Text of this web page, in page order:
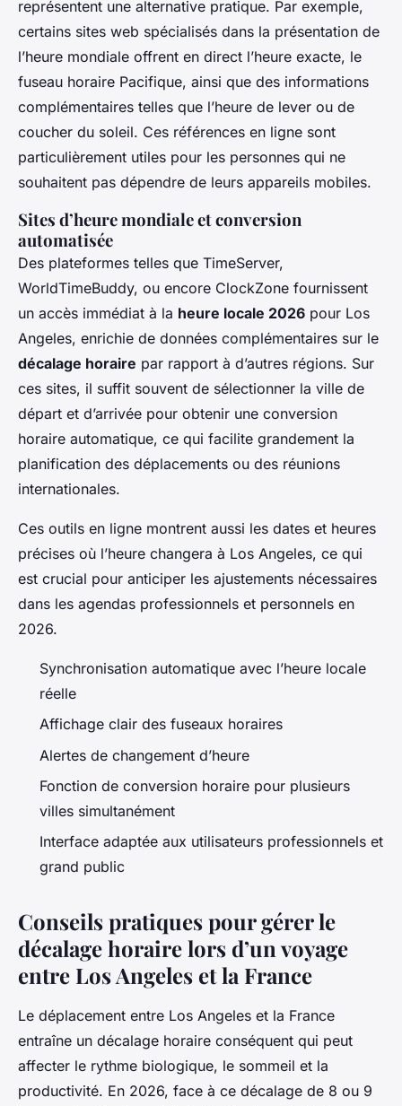
représentent une alternative pratique. Par exemple,
certains sites web spécialisés dans la présentation de
l’heure mondiale offrent en direct l’heure exacte, le
fuseau horaire Pacifique, ainsi que des informations
complémentaires telles que l’heure de lever ou de
coucher du soleil. Ces références en ligne sont
particulièrement utiles pour les personnes qui ne
souhaitent pas dépendre de leurs appareils mobiles.
Sites d’heure mondiale et conversion
automatisée
Des plateformes telles que TimeServer,
WorldTimeBuddy, ou encore ClockZone fournissent
un accès immédiat à la heure locale 2026 pour Los
Angeles, enrichie de données complémentaires sur le
décalage horaire par rapport à d’autres régions. Sur
ces sites, il suffit souvent de sélectionner la ville de
départ et d’arrivée pour obtenir une conversion
horaire automatique, ce qui facilite grandement la
planification des déplacements ou des réunions
internationales.
Ces outils en ligne montrent aussi les dates et heures
précises où l’heure changera à Los Angeles, ce qui
est crucial pour anticiper les ajustements nécessaires
dans les agendas professionnels et personnels en
2026.
Synchronisation automatique avec l’heure locale
réelle
Affichage clair des fuseaux horaires
Alertes de changement d’heure
Fonction de conversion horaire pour plusieurs
villes simultanément
Interface adaptée aux utilisateurs professionnels et
grand public
Conseils pratiques pour gérer le
décalage horaire lors d’un voyage
entre Los Angeles et la France
Le déplacement entre Los Angeles et la France
entraîne un décalage horaire conséquent qui peut
affecter le rythme biologique, le sommeil et la
productivité. En 2026, face à ce décalage de 8 ou 9